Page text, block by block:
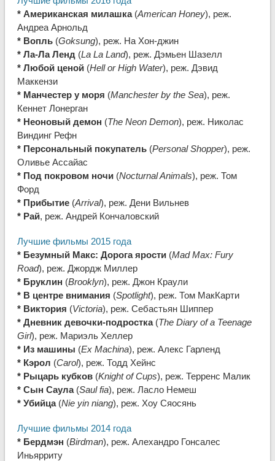
* Американская милашка(American Honey), реж.
Андреа Арнольд
* Вопль (Goksung), реж. На Хон-джин
* Ла-Ла Ленд (La La Land), реж. Дэмьен Шазелл
* Любой ценой(Hell or High Water), реж. Дэвид
Маккензи
* Манчестер у моря (Manchester by the Sea), реж.
Кеннет Лонерган
* Неоновый демон (The Neon Demon), реж. Николас
Виндинг Рефн
* Персональный покупатель(Personal Shopper), реж.
Оливье Ассайас
* Под покровом ночи(Nocturnal Animals), реж. Том
Форд
* Прибытие(Arrival), реж. Дени Вильнев
* Рай, реж. Андрей Кончаловский
Лучшие фильмы 2015 года
* Безумный Макс: Дорога ярости(Mad Max: Fury
Road), реж. Джордж Миллер
* Бруклин (Brooklyn), реж. Джон Краули
* В центре внимания (Spotlight), реж. Том МакКарти
* Виктория (Victoria), реж. Себастьян Шиппер
* Дневник девочки-подростка(The Diary of a Teenage
Girl), реж. Мариэль Хеллер
* Из машины (Ex Machina), реж. Алекс Гарленд
* Кэрол (Carol), реж. Тодд Хейнс
* Рыцарь кубков(Knight of Cups), реж. Терренс Малик
* Сын Саула(Saul fia), реж. Ласло Немеш
* Убийца(Nie yin niang), реж. Хоу Сяосянь
Лучшие фильмы 2014 года
* Бердмэн (Birdman), реж. Алехандро Гонсалес
Иньярриту